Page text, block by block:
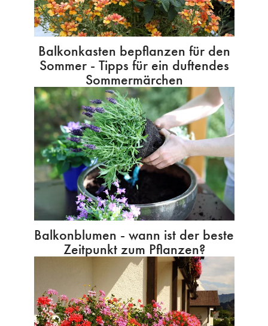
Balkonkasten bepflanzen für den
Sommer - Tipps für ein duftendes
Sommermärchen
Balkonblumen - wann ist der beste
Zeitpunkt zum Pflanzen?